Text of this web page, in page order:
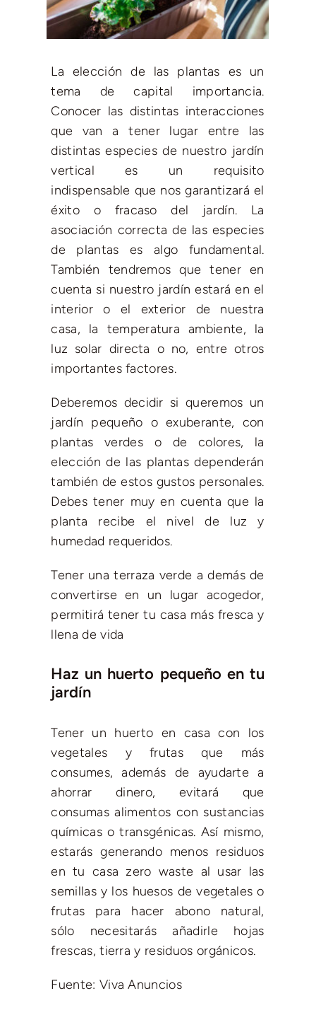
La elección de las plantas es un
tema de capital importancia.
Conocer las distintas interacciones
que van a tener lugar entre las
distintas especies de nuestro jardín
vertical es un requisito
indispensable que nos garantizará el
éxito o fracaso del jardín. La
asociación correcta de las especies
de plantas es algo fundamental.
También tendremos que tener en
cuenta si nuestro jardín estará en el
interior o el exterior de nuestra
casa, la temperatura ambiente, la
luz solar directa o no, entre otros
importantes factores.
Deberemos decidir si queremos un
jardín pequeño o exuberante, con
plantas verdes o de colores, la
elección de las plantas dependerán
también de estos gustos personales.
Debes tener muy en cuenta que la
planta recibe el nivel de luz y
humedad requeridos.
Tener una terraza verde a demás de
convertirse en un lugar acogedor,
permitirá tener tu casa más fresca y
llena de vida
Haz un huerto pequeño en tu
jardín
Tener un huerto en casa con los
vegetales y frutas que más
consumes, además de ayudarte a
ahorrar dinero, evitará que
consumas alimentos con sustancias
químicas o transgénicas. Así mismo,
estarás generando menos residuos
en tu casa zero waste al usar las
semillas y los huesos de vegetales o
frutas para hacer abono natural,
sólo necesitarás añadirle hojas
frescas, tierra y residuos orgánicos.
Fuente: Viva Anuncios